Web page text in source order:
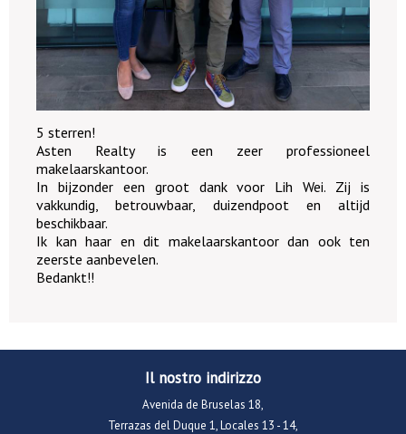
5 sterren!
Asten Realty is een zeer professioneel
makelaarskantoor.
In bijzonder een groot dank voor Lih Wei. Zij is
vakkundig, betrouwbaar, duizendpoot en altijd
beschikbaar.
Ik kan haar en dit makelaarskantoor dan ook ten
zeerste aanbevelen.
Bedankt!!
Il nostro indirizzo
Avenida de Bruselas 18,
Terrazas del Duque 1, Locales 13 - 14,